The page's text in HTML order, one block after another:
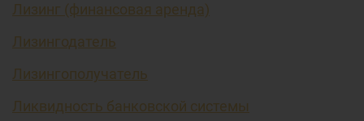
Лизинг (финансовая аренда)
Лизингодатель
Лизингополучатель
Ликвидность банковской системы